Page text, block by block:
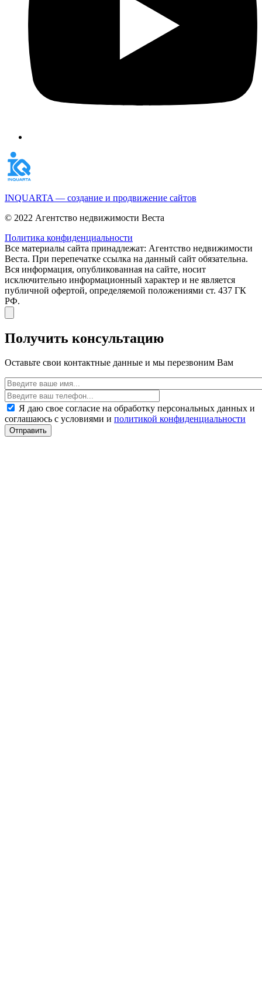
INQUARTA — создание и продвижение сайтов
© 2022 Агентство недвижимости Веста
Политика конфиденциальности
Все материалы сайта принадлежат: Агентство недвижимости
Веста. При перепечатке ссылка на данный сайт обязательна.
Вся информация, опубликованная на сайте, носит
исключительно информационный характер и не является
публичной офертой, определяемой положениями ст. 437 ГК
РФ.
Получить консультацию
Оставьте свои контактные данные и мы перезвоним Вам
Я даю свое согласие на обработку персональных данных и
соглашаюсь с условиями и политикой конфиденциальности